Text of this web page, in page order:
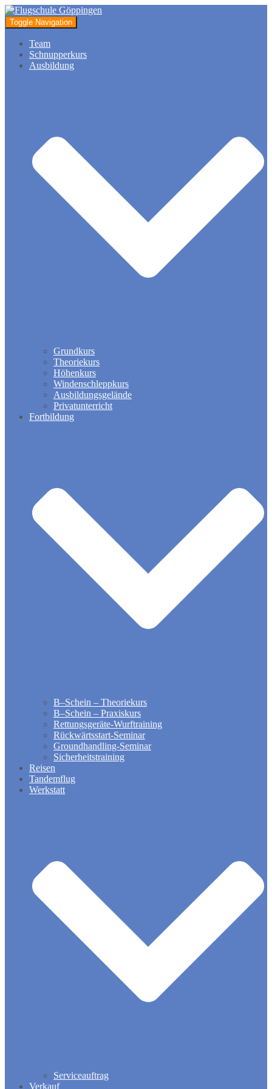
Toggle Navigation
Team
Schnupperkurs
Ausbildung
Grundkurs
Theoriekurs
Höhenkurs
Windenschleppkurs
Ausbildungsgelände
Privatunterricht
Fortbildung
B–Schein – Theoriekurs
B–Schein – Praxiskurs
Rettungsgeräte-Wurftraining
Rückwärtsstart-Seminar
Groundhandling​-Seminar
Sicherheitstraining
Reisen
Tandemflug
Werkstatt
Serviceauftrag
Verkauf